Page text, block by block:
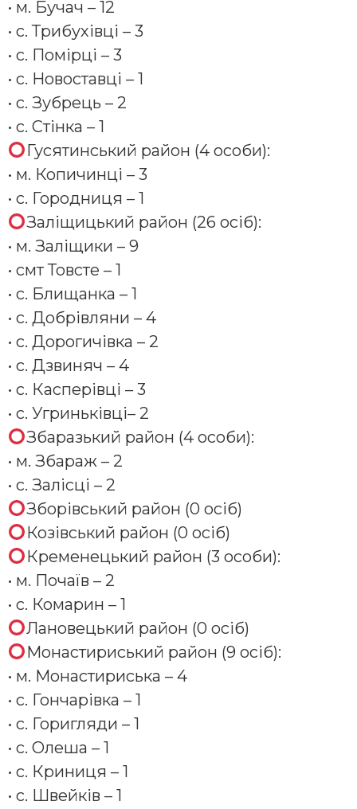
• м. Бучач – 12
• с. Трибухівці – 3
• с. Помірці – 3
• с. Новоставці – 1
• с. Зубрець – 2
• с. Стінка – 1
Гусятинський район (4 особи):
• м. Копичинці – 3
• с. Городниця – 1
Заліщицький район (26 осіб):
• м. Заліщики – 9
• смт Товсте – 1
• с. Блищанка – 1
• с. Добрівляни – 4
• с. Дорогичівка – 2
• с. Дзвиняч – 4
• с. Касперівці – 3
• с. Угриньківці– 2
Збаразький район (4 особи):
• м. Збараж – 2
• с. Залісці – 2
Зборівський район (0 осіб)
Козівський район (0 осіб)
Кременецький район (3 особи):
• м. Почаїв – 2
• с. Комарин – 1
Лановецький район (0 осіб)
Монастириський район (9 осіб):
• м. Монастириська – 4
• с. Гончарівка – 1
• с. Горигляди – 1
• с. Олеша – 1
• с. Криниця – 1
• с. Швейків – 1